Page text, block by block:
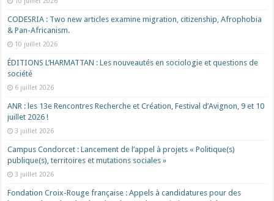
CODESRIA : Two new articles examine migration, citizenship, Afrophobia
& Pan-Africanism.
10 juillet 2026
ÉDITIONS L’HARMATTAN : Les nouveautés en sociologie et questions de
société
6 juillet 2026
ANR : les 13e Rencontres Recherche et Création, Festival d’Avignon, 9 et 10
juillet 2026 !
3 juillet 2026
Campus Condorcet : Lancement de l’appel à projets « Politique(s)
publique(s), territoires et mutations sociales »
3 juillet 2026
Fondation Croix-Rouge française : Appels à candidatures pour des